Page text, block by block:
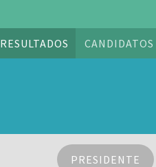
RESULTADOS CANDIDATOS
PRESIDENTE